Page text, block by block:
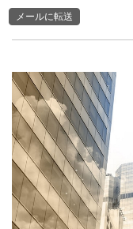
メールに転送